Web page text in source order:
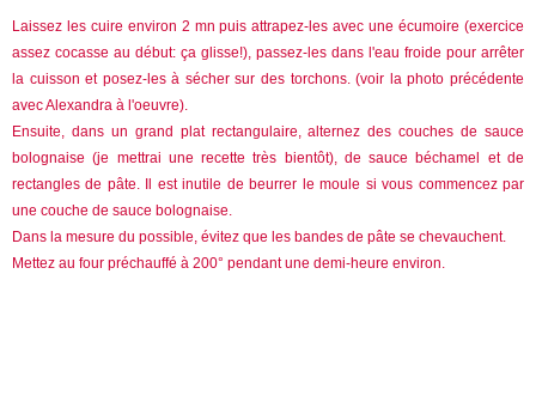
Laissez les cuire environ 2 mn puis attrapez-les avec une écumoire (exercice
assez cocasse au début: ça glisse!), passez-les dans l'eau froide pour arrêter
la cuisson et posez-les à sécher sur des torchons. (voir la photo précédente
avec Alexandra à l'oeuvre).
Ensuite, dans un grand plat rectangulaire, alternez des couches de sauce
bolognaise (je mettrai une recette très bientôt), de sauce béchamel et de
rectangles de pâte. Il est inutile de beurrer le moule si vous commencez par
une couche de sauce bolognaise.
Dans la mesure du possible, évitez que les bandes de pâte se chevauchent.
Mettez au four préchauffé à 200° pendant une demi-heure environ.